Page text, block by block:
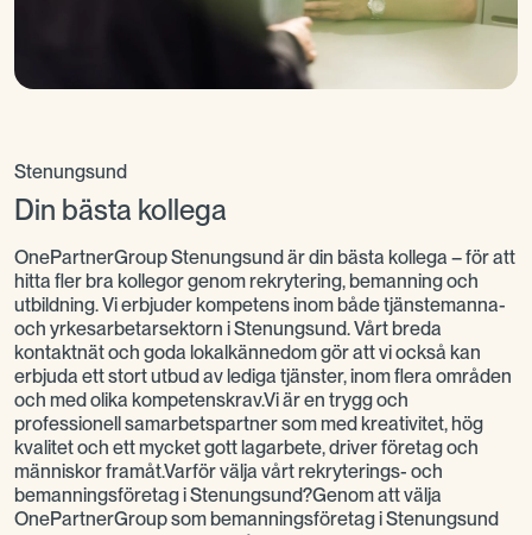
Stenungsund
Din bästa kollega
OnePartnerGroup Stenungsund är din bästa kollega – för att
hitta fler bra kollegor genom rekrytering, bemanning och
utbildning. Vi erbjuder kompetens inom både tjänstemanna-
och yrkesarbetarsektorn i Stenungsund. Vårt breda
kontaktnät och goda lokalkännedom gör att vi också kan
erbjuda ett stort utbud av lediga tjänster, inom flera områden
och med olika kompetenskrav.Vi är en trygg och
professionell samarbetspartner som med kreativitet, hög
kvalitet och ett mycket gott lagarbete, driver företag och
människor framåt.Varför välja vårt rekryterings- och
bemanningsföretag i Stenungsund?Genom att välja
OnePartnerGroup som bemanningsföretag i Stenungsund